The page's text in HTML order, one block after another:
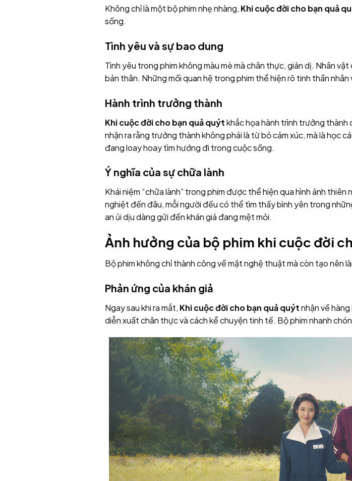
Không chỉ là một bộ phim nhẹ nhàng, Khi cuộc đời cho bạn quả
sống.
Tình yêu và sự bao dung
Tình yêu trong phim không màu mè mà chân thực, giản dị. Nhân
bản thân. Những mối quan hệ trong phim thể hiện rõ tinh thần
Hành trình trưởng thành
Khi cuộc đời cho bạn quả quýtkhắc họa hành trình trưởng thành
nhận ra rằng trưởng thành không phải là từ bỏ cảm xúc, mà là học
đang loay hoay tìm hướng đi trong cuộc sống.
Ý nghĩa của sự chữa lành
Khái niệm “chữa lành” trong phim được thể hiện qua hình ảnh
nghiệt đến đâu, mỗi người đều có thể tìm thấy bình yên trong
an ủi dịu dàng gửi đến khán giả đang mệt mỏi.
Ảnh hưởng của bộ phim khi cuộc đời
Bộ phim không chỉ thành công về mặt nghệ thuật mà còn tạo nên
Phản ứng của khán giả
Ngay sau khi ra mắt, Khi cuộc đời cho bạn quả quýtnhận về
diễn xuất chân thực và cách kể chuyện tinh tế. Bộ phim nhanh